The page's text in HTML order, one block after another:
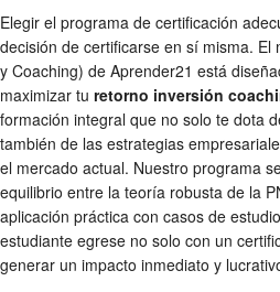
Elegir el programa de certificación
decisión de certificarse en sí misma. El
y Coaching) de Aprender21 está
maximizar tu retorno inversión
formación integral que no solo te dota
también de las estrategias
el mercado actual. Nuestro programa
equilibrio entre la teoría robusta de la
aplicación práctica con casos de
estudiante egrese no solo con un
generar un impacto inmediato y